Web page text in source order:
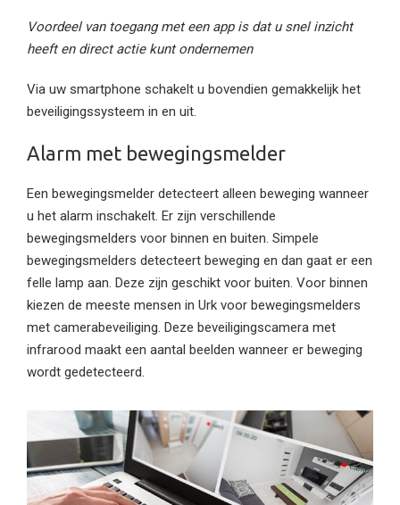
Voordeel van toegang met een app is dat u snel inzicht
heeft en direct actie kunt ondernemen
Via uw smartphone schakelt u bovendien gemakkelijk het
beveiligingssysteem in en uit.
Alarm met bewegingsmelder
Een bewegingsmelder detecteert alleen beweging wanneer
u het alarm inschakelt. Er zijn verschillende
bewegingsmelders voor binnen en buiten. Simpele
bewegingsmelders detecteert beweging en dan gaat er een
felle lamp aan. Deze zijn geschikt voor buiten. Voor binnen
kiezen de meeste mensen in Urk voor bewegingsmelders
met camerabeveiliging. Deze beveiligingscamera met
infrarood maakt een aantal beelden wanneer er beweging
wordt gedetecteerd.